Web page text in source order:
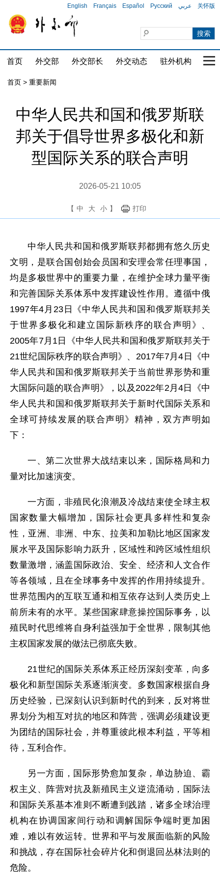
English Français Español Русский عربي 关怀版
首页 外交部 外交部长 外交动态 驻外机构 国
首页 > 重要新闻
中华人民共和国和俄罗斯联
邦关于倡导世界多极化和新
型国际关系的联合声明
2026-05-21 10:05
【 中 大 小 】 打印
中华人民共和国和俄罗斯联邦都拥有悠久历史
文明，是联合国创始会员国和安理会常任理事国，
均是多极世界中的重要力量，在维护全球力量平衡
和完善国际关系体系中发挥建设性作用。遵循中俄
1997年4月23日《中华人民共和国和俄罗斯联邦关
于世界多极化和建立国际新秩序的联合声明》、
2005年7月1日《中华人民共和国和俄罗斯联邦关于
21世纪国际秩序的联合声明》、2017年7月4日《中
华人民共和国和俄罗斯联邦关于当前世界形势和重
大国际问题的联合声明》，以及2022年2月4日《中
华人民共和国和俄罗斯联邦关于新时代国际关系和
全球可持续发展的联合声明》精神，双方声明如
下：
一、第二次世界大战结束以来，国际格局和力
量对比加速演变。
一方面，非殖民化浪潮及冷战结束使全球主权
国家数量大幅增加，国际社会更具多样性和复杂
性，亚洲、非洲、中东、拉美和加勒比地区国家发
展水平及国际影响力跃升，区域性和跨区域性组织
数量激增，涵盖国际政治、安全、经济和人文合作
等各领域，且在全球事务中发挥的作用持续提升。
世界范围内的互联互通和相互依存达到人类历史上
前所未有的水平。某些国家肆意操控国际事务，以
殖民时代思维将自身利益强加于全世界，限制其他
主权国家发展的做法已彻底失败。
21世纪的国际关系体系正经历深刻变革，向多
极化和新型国际关系逐渐演变。多数国家根据自身
历史经验，已深刻认识到新时代的到来，反对将世
界划分为相互对抗的地区和阵营，强调必须建设更
为团结的国际社会，并尊重彼此根本利益，平等相
待，互利合作。
另一方面，国际形势愈加复杂，单边胁迫、霸
权主义、阵营对抗及新殖民主义逆流涌动，国际法
和国际关系基本准则不断遭到践踏，诸多全球治理
机构在协调国家间行动和调解国际争端时更加困
难，难以有效运转。世界和平与发展面临新的风险
和挑战，存在国际社会碎片化和倒退回丛林法则的
危险。